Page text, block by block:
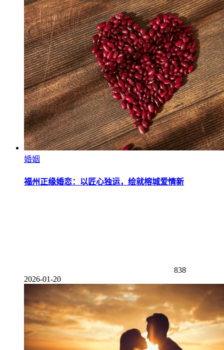
婚姻
福州正缘婚恋：以匠心独运，绘就榕城爱情新
838
2026-01-20